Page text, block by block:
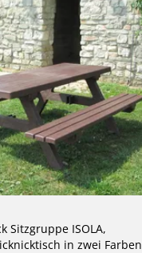
Sitzgruppe ISOLA,
in zwei Farben